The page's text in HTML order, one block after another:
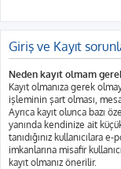
Giriş ve Kayıt
Neden kayıt olmam
Kayıt olmanıza gerek
işleminin şart olması,
Ayrıca kayıt olunca bazı
yanında kendinize ait
tanıdığınız kullanıcılara
imkanlarına misafir
kayıt olmanız önerilir.